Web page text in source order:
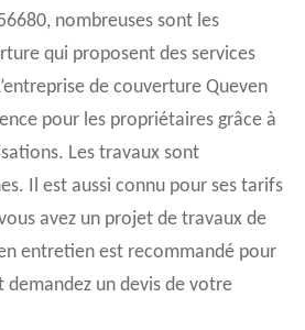
nombreuses sont les
qui proposent des services
de couverture Queven
pour les propriétaires grâce à
Les travaux sont
Il est aussi connu pour ses tarifs
avez un projet de travaux de
entretien est recommandé pour
un devis de votre